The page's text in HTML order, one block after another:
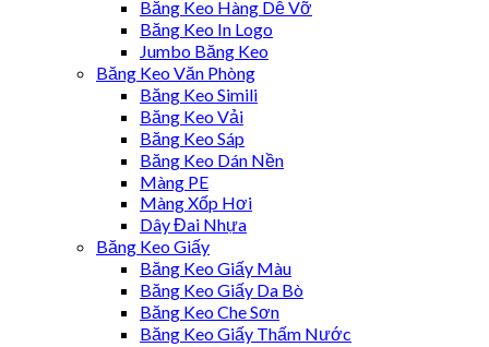
Băng Keo Hàng Dễ Vỡ
Băng Keo In Logo
Jumbo Băng Keo
Băng Keo Văn Phòng
Băng Keo Simili
Băng Keo Vải
Băng Keo Sáp
Băng Keo Dán Nền
Màng PE
Màng Xốp Hơi
Dây Đai Nhựa
Băng Keo Giấy
Băng Keo Giấy Màu
Băng Keo Giấy Da Bò
Băng Keo Che Sơn
Băng Keo Giấy Thấm Nước